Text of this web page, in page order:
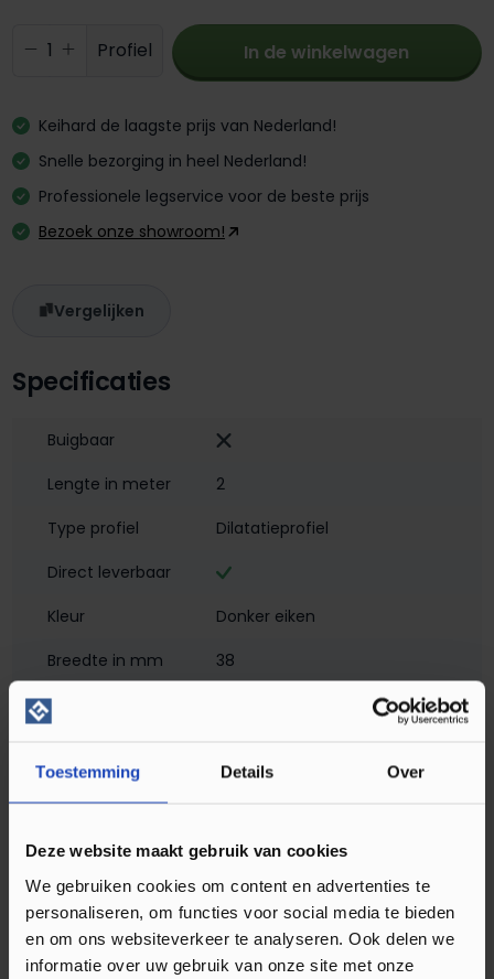
Toestemming Details Over
Deze website maakt gebruik van cookies
We gebruiken cookies om content en advertenties te
personaliseren, om functies voor social media te bieden
en om ons websiteverkeer te analyseren. Ook delen we
informatie over uw gebruik van onze site met onze
Specificaties
Buigbaar
Lengte in meter
2
Type profiel
Dilatatieprofiel
Direct leverbaar
Kleur
Donker eiken
Breedte in mm
38
Hoogte in mm
Profielen
Dilatatieprofielen
Soort profiel
Klik PVC, Laminaat, Plak PVC
Producthoeveelheid: Voer de
Profiel In de winkelwagen
Keihard de laagste prijs van Nederland!
Snelle bezorging in heel Nederland!
Professionele legservice voor de beste prijs
Bezoek onze showroom!
Vergelijken